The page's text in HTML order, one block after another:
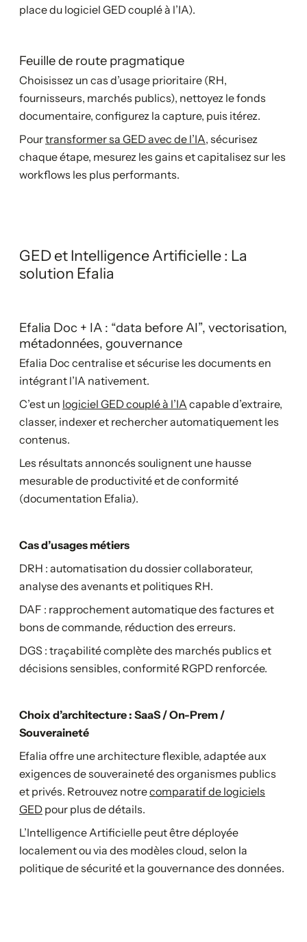
place du logiciel GED couplé à l’IA).
Feuille de route pragmatique
Choisissez un cas d’usage prioritaire (RH,
fournisseurs, marchés publics), nettoyez le fonds
documentaire, configurez la capture, puis itérez.
Pourtransformer sa GED avec de l’IA, sécurisez
chaque étape, mesurez les gains et capitalisez sur les
workflows les plus performants.
GED et Intelligence Artificielle : La
solution Efalia
Efalia Doc + IA : “data before AI”, vectorisation,
métadonnées, gouvernance
Efalia Doc centralise et sécurise les documents en
intégrant l’IA nativement.
C’est un logiciel GED couplé à l’IA capable d’extraire,
classer, indexer et rechercher automatiquement les
contenus.
Les résultats annoncés soulignent une hausse
mesurable de productivité et de conformité
(documentation Efalia).
Cas d’usages métiers
DRH : automatisation du dossier collaborateur,
analyse des avenants et politiques RH.
DAF : rapprochement automatique des factures et
bons de commande, réduction des erreurs.
DGS : traçabilité complète des marchés publics et
décisions sensibles, conformité RGPD renforcée.
Choix d’architecture : SaaS / On-Prem /
Souveraineté
Efalia offre une architecture flexible, adaptée aux
exigences de souveraineté des organismes publics
et privés. Retrouvez notrecomparatif de logiciels
GED pour plus de détails.
L’Intelligence Artificielle peut être déployée
localement ou via des modèles cloud, selon la
politique de sécurité et la gouvernance des données.